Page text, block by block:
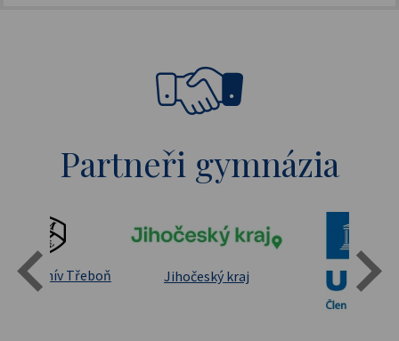
Partneři gymnázia
Státní oblastní archív Třeboň Jihočeský kraj